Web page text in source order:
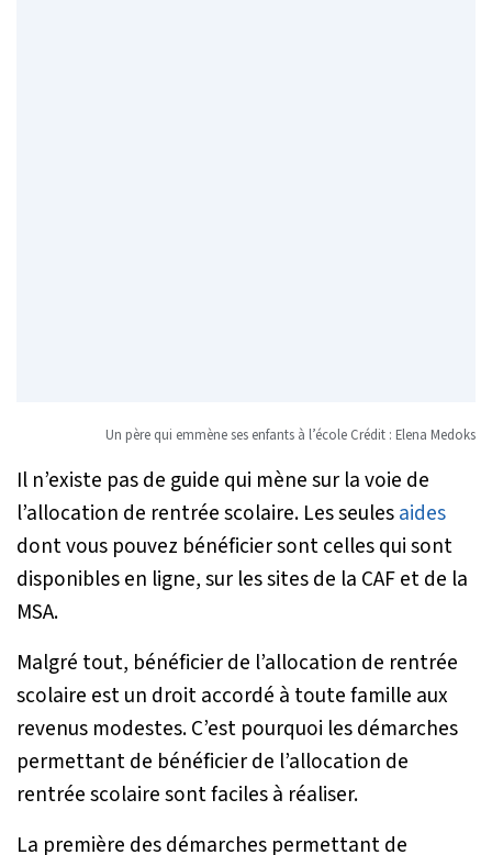
Un père qui emmène ses enfants à l’école Crédit : Elena Medoks
Il n’existe pas de guide qui mène sur la voie de
l’allocation de rentrée scolaire. Les seulesaides
dont vous pouvez bénéficier sont celles qui sont
disponibles en ligne, sur les sites de la CAF et de la
MSA.
Malgré tout, bénéficier de l’allocation de rentrée
scolaire est un droit accordé à toute famille aux
revenus modestes. C’est pourquoi les démarches
permettant de bénéficier de l’allocation de
rentrée scolaire sont faciles à réaliser.
La première des démarches permettant de